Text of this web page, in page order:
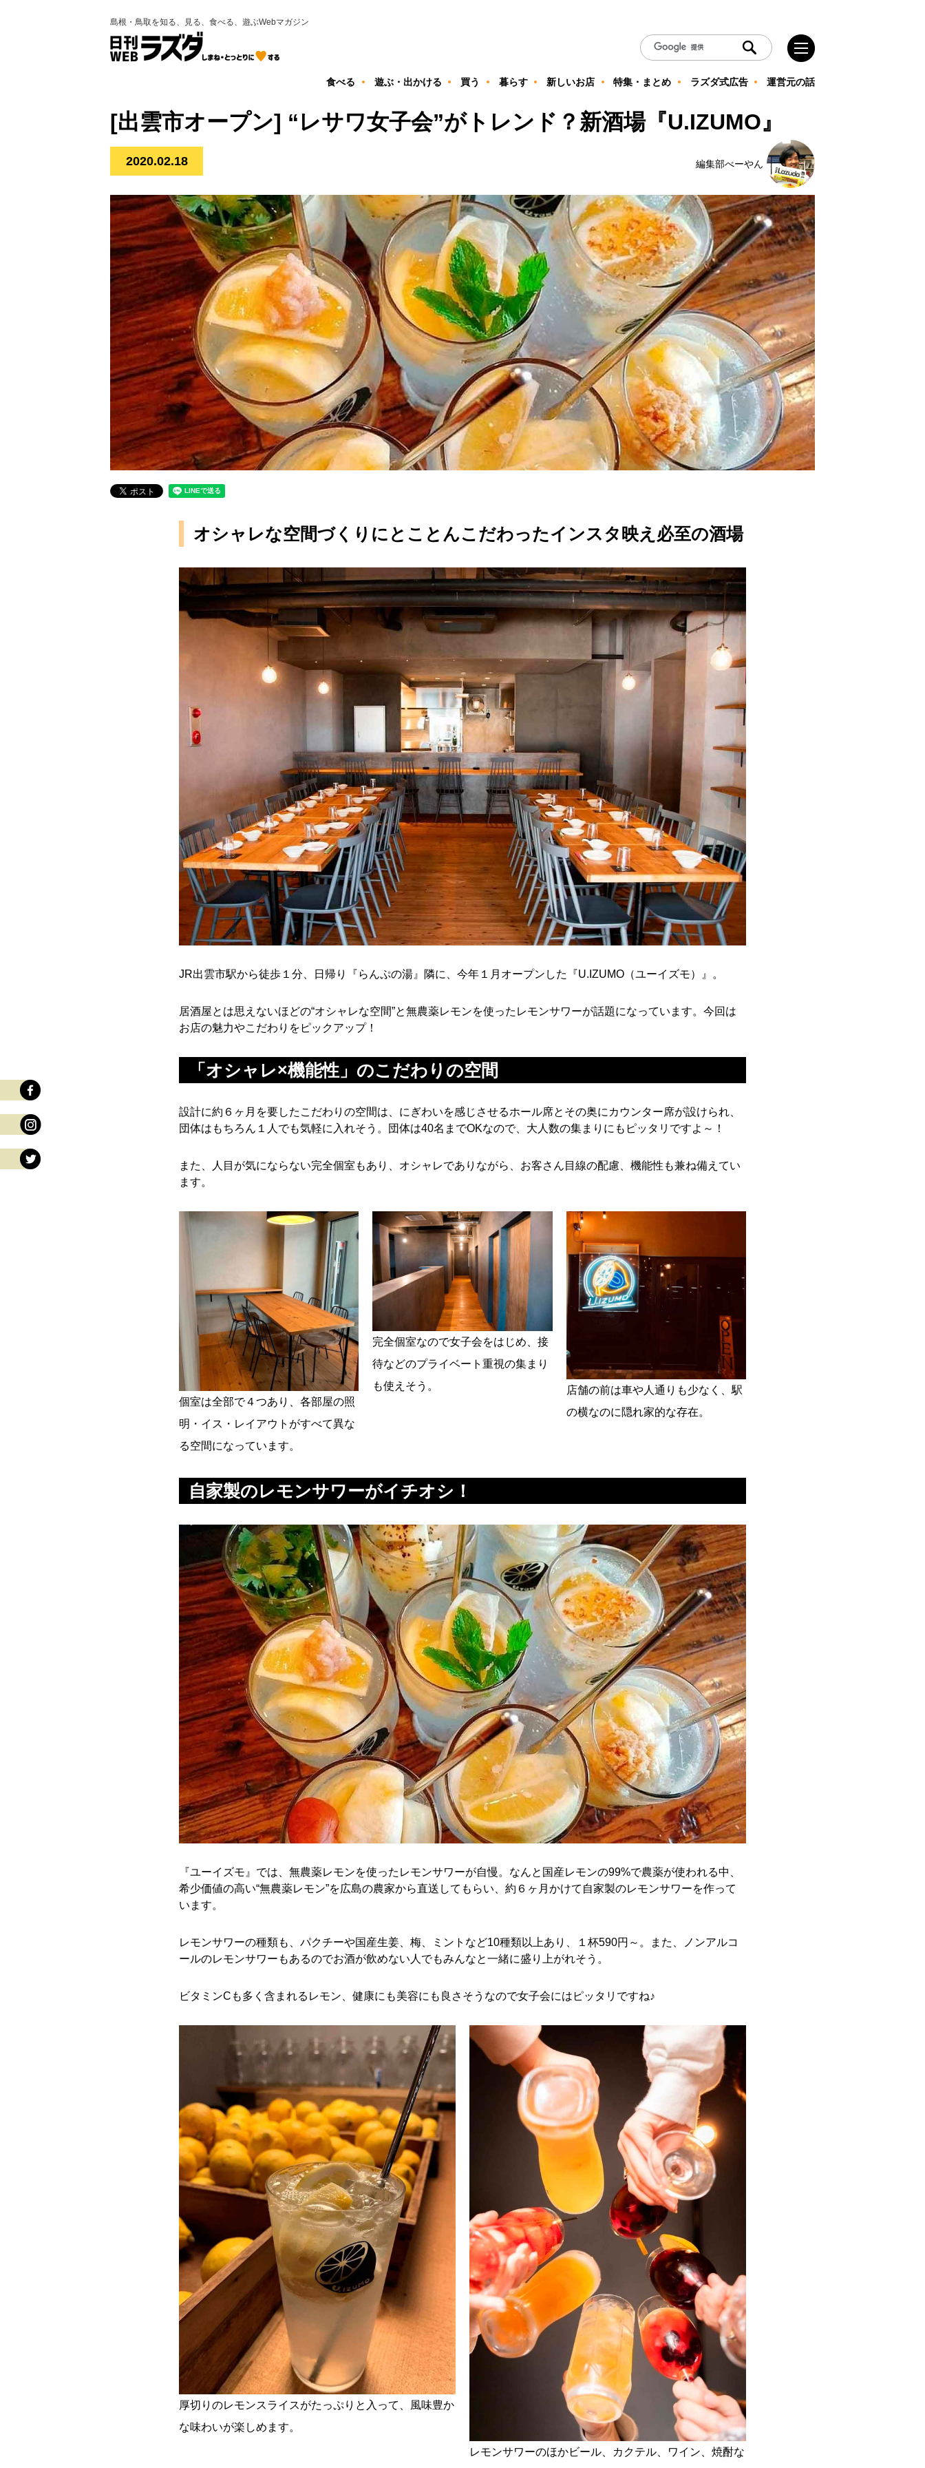
島根・鳥取を知る、見る、食べる、遊ぶWebマガジン
食べる 遊ぶ・出かける 買う 暮らす 新しいお店 特集・まとめ ラズダ式広告 運営元の話
[出雲市オープン] “レサワ女子会”がトレンド？新酒場『U.IZUMO』
2020.02.18 編集部べーやん
オシャレな空間づくりにとことんこだわったインスタ映え必至の酒場
JR出雲市駅から徒歩１分、日帰り『らんぷの湯』隣に、今年１月オープンした『U.IZUMO（ユーイズモ）』。
居酒屋とは思えないほどの“オシャレな空間”と無農薬レモンを使ったレモンサワーが話題になっています。今回は
お店の魅力やこだわりをピックアップ！
「オシャレ×機能性」のこだわりの空間
設計に約６ヶ月を要したこだわりの空間は、にぎわいを感じさせるホール席とその奥にカウンター席が設けられ、
団体はもちろん１人でも気軽に入れそう。団体は40名までOKなので、大人数の集まりにもピッタリですよ～！
また、人目が気にならない完全個室もあり、オシャレでありながら、お客さん目線の配慮、機能性も兼ね備えてい
ます。
個室は全部で４つあり、各部屋の照
明・イス・レイアウトがすべて異な
る空間になっています。
完全個室なので女子会をはじめ、接
待などのプライベート重視の集まり
も使えそう。
店舗の前は車や人通りも少なく、駅
の横なのに隠れ家的な存在。
自家製のレモンサワーがイチオシ！
『ユーイズモ』では、無農薬レモンを使ったレモンサワーが自慢。なんと国産レモンの99%で農薬が使われる中、
希少価値の高い“無農薬レモン”を広島の農家から直送してもらい、約６ヶ月かけて自家製のレモンサワーを作って
います。
レモンサワーの種類も、パクチーや国産生姜、梅、ミントなど10種類以上あり、１杯590円～。また、ノンアルコ
ールのレモンサワーもあるのでお酒が飲めない人でもみんなと一緒に盛り上がれそう。
ビタミンCも多く含まれるレモン、健康にも美容にも良さそうなので女子会にはピッタリですね♪
厚切りのレモンスライスがたっぷりと入って、風味豊か
な味わいが楽しめます。
レモンサワーのほかビール、カクテル、ワイン、焼酎な